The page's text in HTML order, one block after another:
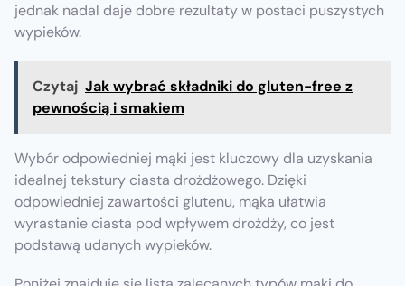
jednak nadal daje dobre rezultaty w postaci puszystych
wypieków.
Czytaj Jak wybrać składniki do gluten-free z
pewnością i smakiem
Wybór odpowiedniej mąki jest kluczowy dla uzyskania
idealnej tekstury ciasta drożdżowego. Dzięki
odpowiedniej zawartości glutenu, mąka ułatwia
wyrastanie ciasta pod wpływem drożdży, co jest
podstawą udanych wypieków.